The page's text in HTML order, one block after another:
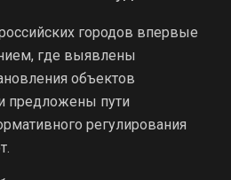
городов впервые
где выявлены
объектов
предложены пути
регулирования